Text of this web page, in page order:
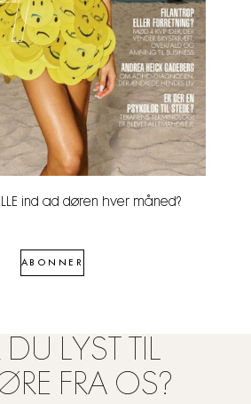
ind ad døren hver måned?
ABONNER
DU LYST TIL
FRA OS?